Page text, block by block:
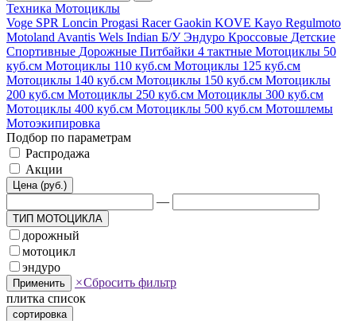
Техника Мотоциклы
Voge SPR Loncin Progasi RacerGaokin KOVE Kayo Regulmoto
Motoland Avantis Wels Indian Б/УЭндуро Кроссовые Детские
Спортивные Дорожные Питбайки 4 тактные Мотоциклы 50
куб.см Мотоциклы 110 куб.см Мотоциклы 125 куб.см
Мотоциклы 140 куб.см Мотоциклы 150 куб.см Мотоциклы
200 куб.см Мотоциклы 250 куб.см Мотоциклы 300 куб.см
Мотоциклы 400 куб.см Мотоциклы 500 куб.см Мотошлемы
Мотоэкипировка
Подбор по параметрам
Распродажа
Акции
Цена (руб.)
—
ТИП МОТОЦИКЛА
дорожный
мотоцикл
эндуро
Применить ×Сбросить фильтр
плитка список
сортировка